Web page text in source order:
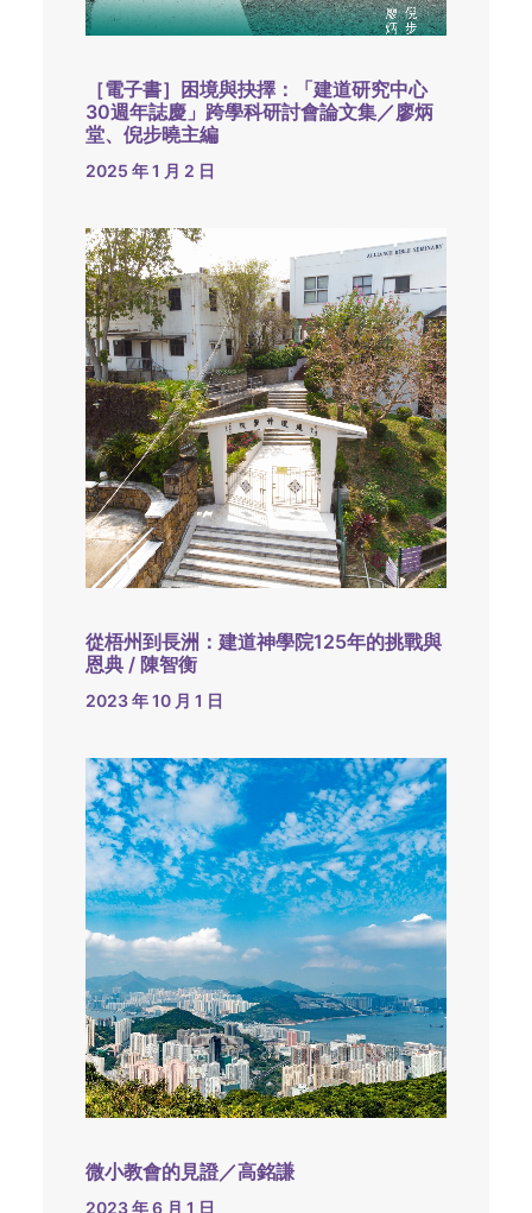
［電子書］困境與抉擇：「建道研究中心
30週年誌慶」跨學科研討會論文集／廖炳
堂、倪步曉主編
2025 年 1 月 2 日
從梧州到長洲：建道神學院125年的挑戰與
恩典 / 陳智衡
2023 年 10 月 1 日
微小教會的見證／高銘謙
2023 年 6 月 1 日